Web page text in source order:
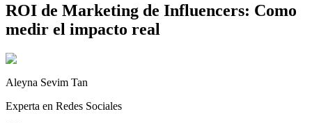
ROI de Marketing de Influencers: Como
medir el impacto real
Aleyna Sevim Tan
Experta en Redes Sociales